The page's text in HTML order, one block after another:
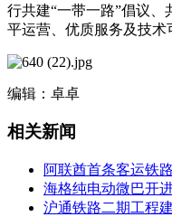
行共建“一带一路”倡议
平运营、优质服务及技术
编辑：卓卓
相关新闻
阿联酋首条客运铁
海格纯电动微巴开
沪通铁路二期工程